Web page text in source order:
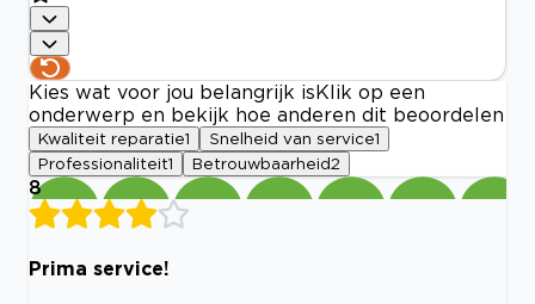
Kies wat voor jou belangrijk is Klik op een
onderwerp en bekijk hoe anderen dit beoordelen
Kwaliteit reparatie1 Snelheid van service1
Professionaliteit1 Betrouwbaarheid2
8
Prima service!